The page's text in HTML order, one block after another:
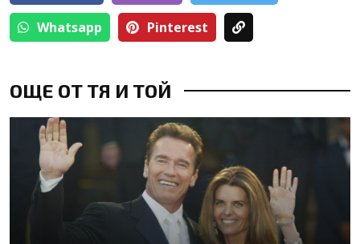
Whatsapp Pinterest
ОЩЕ ОТ ТЯ И ТОЙ